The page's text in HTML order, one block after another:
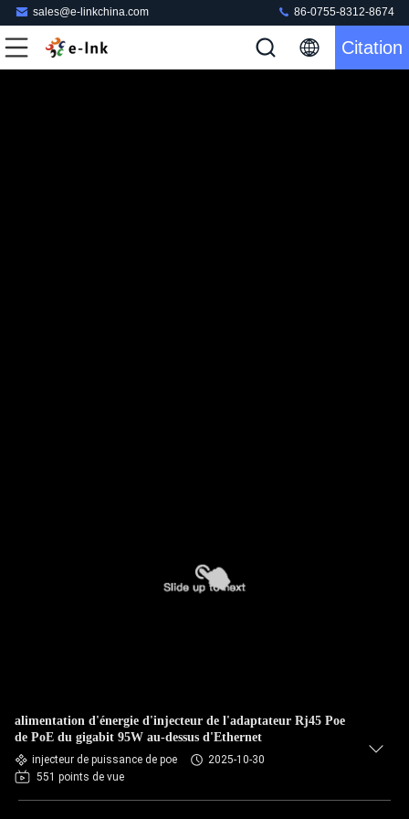
sales@e-linkchina.com 86-0755-8312-8674
Citation
alimentation d'énergie d'injecteur de l'adaptateur Rj45 Poe
de PoE du gigabit 95W au-dessus d'Ethernet
injecteur de puissance de poe
2025-10-30
551 points de vue